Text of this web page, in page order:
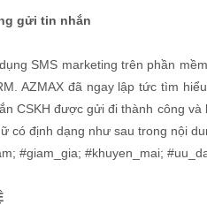
gửi tin nhắn
SMS marketing trên phần
AZMAX đã ngay lập tức tìm
CSKH được gửi đi thành công
có định dạng như sau trong nội
#giam_gia; #khuyen_mai;